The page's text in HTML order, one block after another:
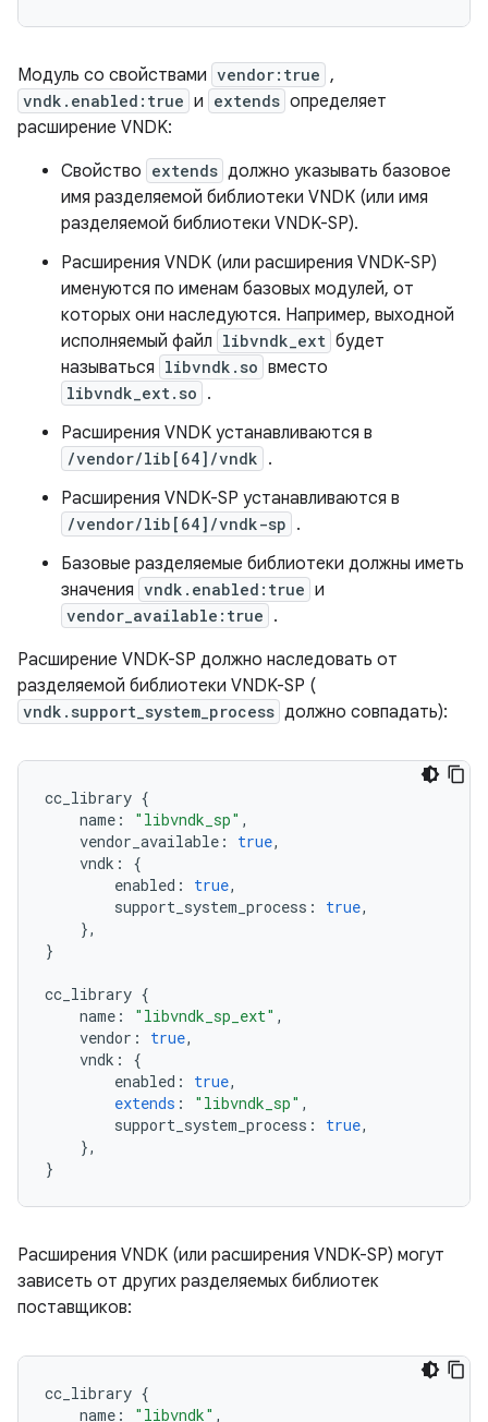
Модуль со свойствами vendor:true ,
vndk.enabled:true и extends определяет
расширение VNDK:
Свойство extends должно указывать базовое
имя разделяемой библиотеки VNDK (или имя
разделяемой библиотеки VNDK-SP).
Расширения VNDK (или расширения VNDK-SP)
именуются по именам базовых модулей, от
которых они наследуются. Например, выходной
исполняемый файл libvndk_ext будет
называться libvndk.so вместо
libvndk_ext.so .
Расширения VNDK устанавливаются в
/vendor/lib[64]/vndk .
Расширения VNDK-SP устанавливаются в
/vendor/lib[64]/vndk-sp .
Базовые разделяемые библиотеки должны иметь
значения vndk.enabled:true и
vendor_available:true .
Расширение VNDK-SP должно наследовать от
разделяемой библиотеки VNDK-SP (
vndk.support_system_process должно совпадать):
cc_library {
name : "libvndk_sp" ,
vendor_available : true,
vndk :
{
enabled : true,
support_system_process : true,
},
}
cc_library {
name : "libvndk_sp_ext" ,
vendor : true,
vndk :
{
enabled : true,
extends : "libvndk_sp" ,
support_system_process : true,
},
}
Расширения VNDK (или расширения VNDK-SP) могут
зависеть от других разделяемых библиотек
поставщиков:
cc_library {
name : "libvndk" ,